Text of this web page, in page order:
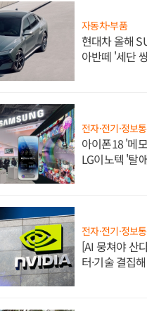
자동차·부품
현대차 올해
아반떼 '세단
전자·전기·정보
아이폰18 '메
LG이노텍 '탈
전자·전기·정보
[AI 뭉쳐야 산
터·기술 결집